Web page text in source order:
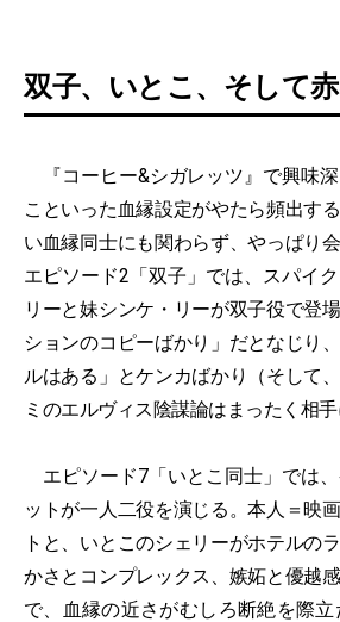
双子、いとこ、そして
『コーヒー&シガレッツ』で興味
こといった血縁設定がやたら頻出す
い血縁同士にも関わらず、やっぱり
エピソード2「双子」では、スパイ
リーと妹シンケ・リーが双子役で登
ションのコピーばかり」だとなじり
ルはある」とケンカばかり（そして
ミのエルヴィス陰謀論はまったく相手
エピソード7「いとこ同士」では
ットが一人二役を演じる。本人＝映
トと、いとこのシェリーがホテルの
かさとコンプレックス、嫉妬と優越
で、血縁の近さがむしろ断絶を際